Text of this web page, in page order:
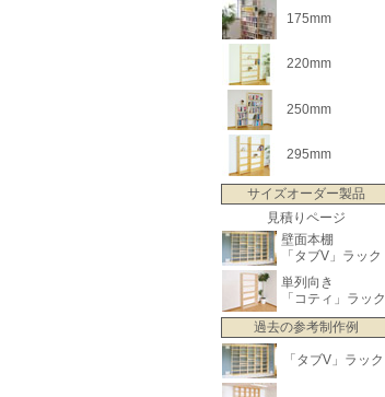
175mm
220mm
250mm
295mm
サイズオーダー製品
見積りページ
壁面本棚
「タブV」ラック
単列向き
「コティ」ラック
過去の参考制作例
「タブV」ラック